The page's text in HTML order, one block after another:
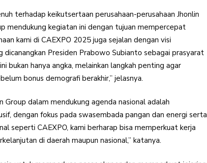
terhadap keikutsertaan perusahaan-perusahaan Jhonlin
mendukung kegiatan ini dengan tujuan mempercepat
kami di CAEXPO 2025 juga sejalan dengan visi
Presiden Prabowo Subianto sebagai prasyarat
bukan hanya angka, melainkan langkah penting agar
bonus demografi berakhir,” jelasnya.
dalam mendukung agenda nasional adalah
dengan fokus pada swasembada pangan dan energi serta
seperti CAEXPO, kami berharap bisa memperkuat kerja
di daerah maupun nasional,” katanya.